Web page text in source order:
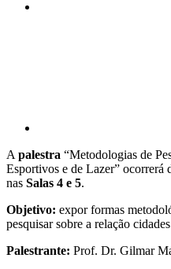
A palestra “Metodologias de
Esportivos e de Lazer” ocorrerá
nas Salas 4 e 5.
Objetivo: expor formas
pesquisar sobre a relação
Palestrante: Prof. Dr. Gilmar